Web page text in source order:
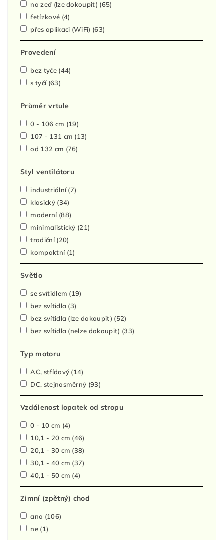
na zeď (lze dokoupit) (65)
řetízkové (4)
přes aplikaci (WiFi) (63)
Provedení
bez tyče (44)
s tyčí (63)
Průměr vrtule
0 - 106 cm (19)
107 - 131 cm (13)
od 132 cm (76)
Styl ventilátoru
industriální(7)
klasický (34)
moderní (88)
minimalistický (21)
tradiční(20)
kompaktní (1)
Světlo
se svítidlem (19)
bez svítidla (3)
bez svítidla (lze dokoupit) (52)
bez svítidla (nelze dokoupit) (33)
Typ motoru
AC, střídavý (14)
DC, stejnosměrný (93)
Vzdálenost lopatek od stropu
0 - 10 cm (4)
10,1 - 20 cm (46)
20,1 - 30 cm (38)
30,1 - 40 cm (37)
40,1 - 50 cm (4)
Zimní (zpětný) chod
ano (106)
ne (1)